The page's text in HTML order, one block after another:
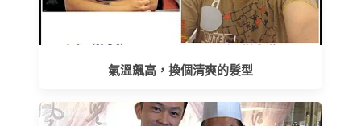
氣溫飆高，換個清爽的髮型